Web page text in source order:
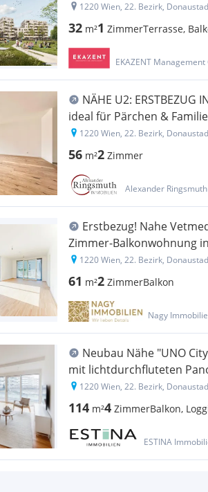
1220 Wien, 22. Bezirk,
32 m²1 ZimmerTerrasse,
EKAZENT Management
NÄHE U2: ERSTBEZUG
ideal für Pärchen &
Fußbodenheizung &
Wärmepumpe I elektrische
1220 Wien, 22. Bezirk,
56 m²2 Zimmer
Alexander
Erstbezug! Nahe
Zimmer-Balkonwohnung
vermieten!
1220 Wien, 22. Bezirk,
61 m²2 ZimmerBalkon
Nagy
Neubau Nähe "UNO
mit lichtdurchfluteten
1220 Wien, 22. Bezirk,
114 m²4 ZimmerBalkon,
ESTINA